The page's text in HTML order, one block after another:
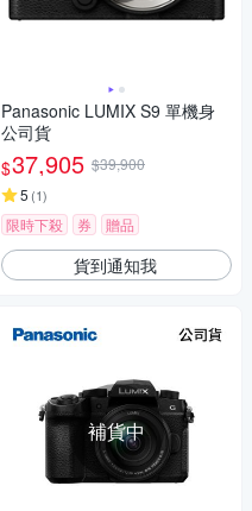
Panasonic LUMIX S9 單機身
公司貨
$37,905 $39,900
5 (1)
限時下殺 券 贈品
貨到通知我
補貨中